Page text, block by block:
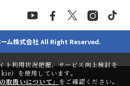
ム株式会社 All Right Reserved.
ト利用状況把握、サービス向上検討を
）を使用しています。
扱いについて」 をご確認ください。